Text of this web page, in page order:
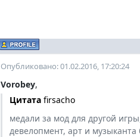
Опубликовано: 01.02.2016, 17:20:24
Vorobey,
Цитата firsacho
медали за мод для другой
девелопмент, арт и музыканта